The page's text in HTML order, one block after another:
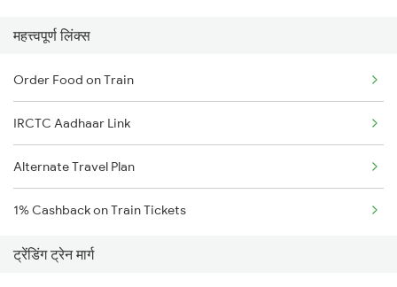
महत्त्वपूर्ण लिंक्स
Order Food on Train
IRCTC Aadhaar Link
Alternate Travel Plan
1% Cashback on Train Tickets
ट्रेंडिंग ट्रेन मार्ग